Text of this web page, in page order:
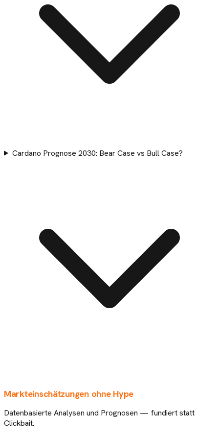
Cardano Prognose 2030: Bear Case vs Bull Case?
Markteinschätzungen ohne Hype
Datenbasierte Analysen und Prognosen — fundiert statt
Clickbait.